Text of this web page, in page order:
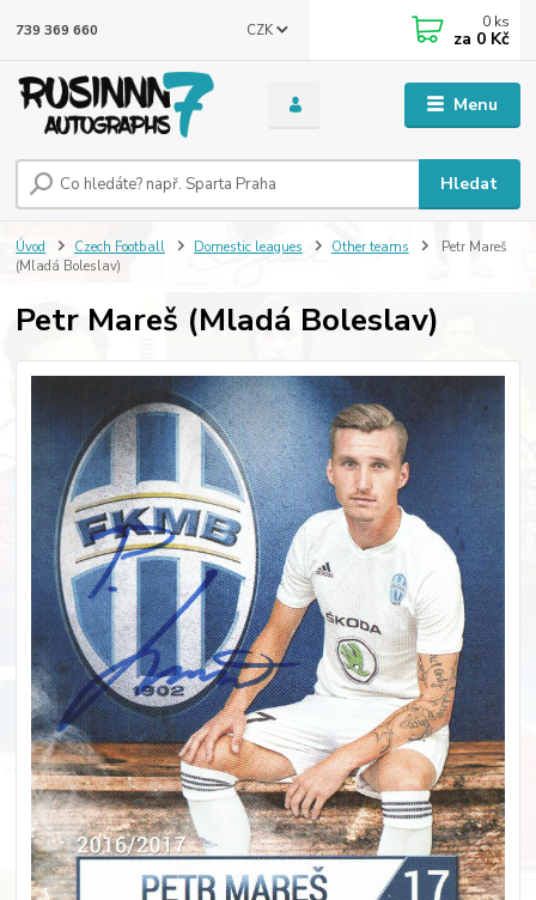
Menu
CZK
Hledat
739 369 660 0 ks
za 0 Kč
Úvod Czech Football Domestic leagues Other teams
Petr Mareš
(Mladá Boleslav)
Petr Mareš (Mladá Boleslav)